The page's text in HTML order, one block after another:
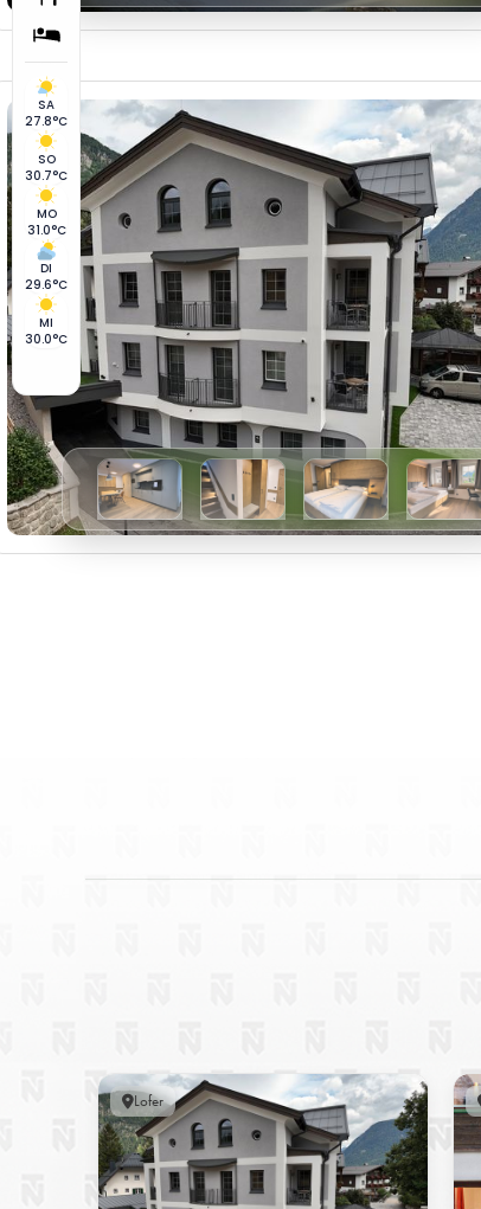
SA
27.8°C
SO
30.7°C
MO
31.0°C
DI
29.6°C
MI
30.0°C
Lofer